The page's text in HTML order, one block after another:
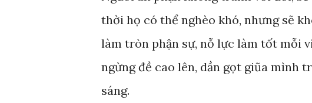
thời họ có thể nghèo khó, nhưng sẽ
làm tròn phận sự, nỗ lực làm tốt mỗi
ngừng đề cao lên, dần gọt giũa mình
sáng.